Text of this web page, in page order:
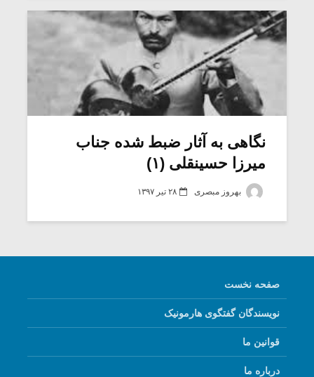
نگاهی به آثار ضبط شده جناب
میرزا حسینقلی (۱)
بهروز مبصری ۲۸ تیر ۱۳۹۷
صفحه نخست
نویسندگان گفتگوی هارمونیک
قوانین ما
درباره ما